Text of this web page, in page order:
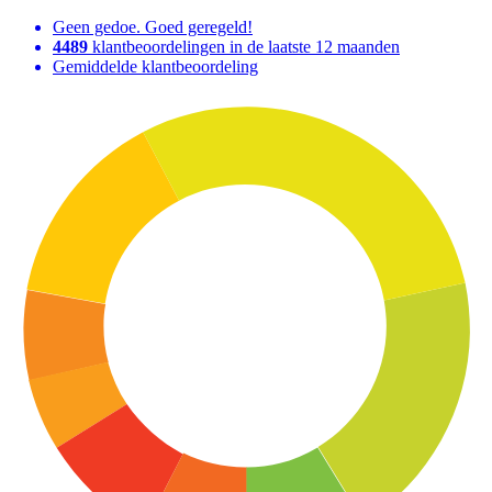
Geen gedoe. Goed geregeld!
4489 klantbeoordelingen in de laatste 12 maanden
Gemiddelde klantbeoordeling